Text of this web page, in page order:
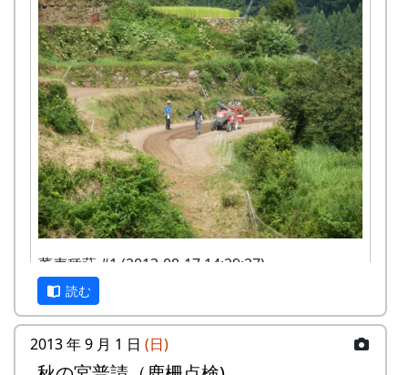
日 時
内容
7/27（土)
11:00
オリエンテーション
〃
12:00
昼食（各自持参）
〃
14:00
岩座神自然さんさくゲーム
〃
15:30
蕎麦打ち体験
〃
18:00
夕食（バーベキュー + 蕎
麦）
7/28（日)
〃
10:00
楽器作り（棚田コンサート
蕎麦種蒔 #1 (2013-08-17 14:29:27)
読む
2013 年 9 月 1 日 (日)